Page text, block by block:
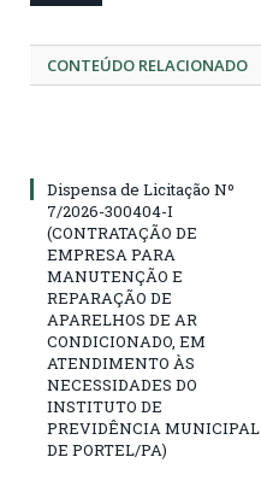
CONTEÚDO RELACIONADO
Dispensa de Licitação Nº
7/2026-300404-I
(CONTRATAÇÃO DE
EMPRESA PARA
MANUTENÇÃO E
REPARAÇÃO DE
APARELHOS DE AR
CONDICIONADO, EM
ATENDIMENTO ÀS
NECESSIDADES DO
INSTITUTO DE
PREVIDÊNCIA MUNICIPAL
DE PORTEL/PA)